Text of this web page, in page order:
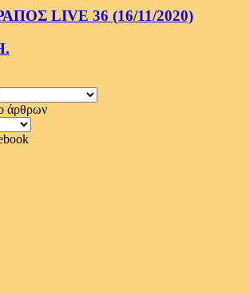
LIVE 36 (16/11/2020)
άρθρων